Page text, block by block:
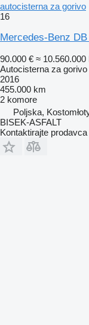
autocisterna za gorivo
16
Mercedes-Benz
90.000 € ≈ 10.560.000
Autocisterna za gorivo
2016
455.000 km
2 komore
Poljska,
BISEK-ASFALT
Kontaktirajte prodavca